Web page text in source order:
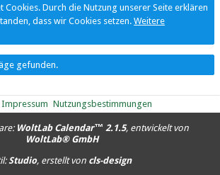
Cookies. Durch die Nutzung unserer Seite erklären
dass wir Cookies setzen. Weitere
gefunden.
Impressum Nutzungsbestimmungen
WoltLab Calendar™ 2.1.5, entwickelt von
WoltLab® GmbH
Studio, erstellt von cls-design